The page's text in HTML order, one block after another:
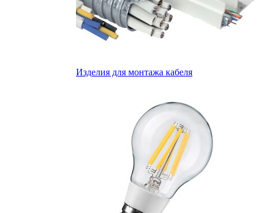
Изделия для монтажа кабеля